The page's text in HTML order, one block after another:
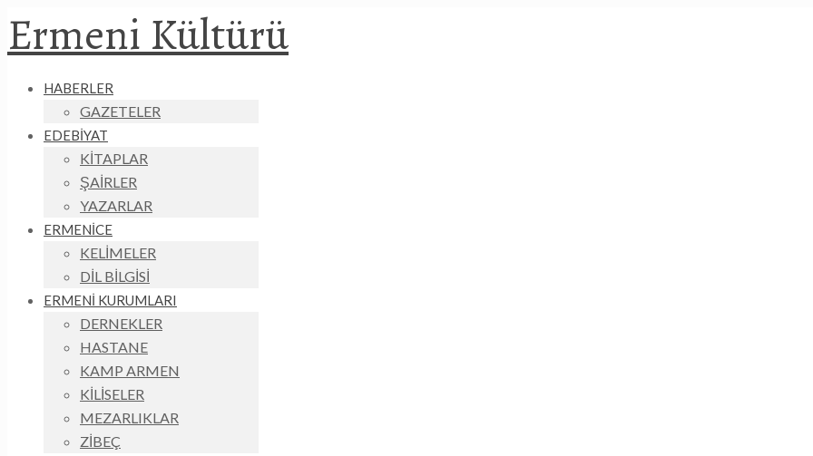
Ermeni Kültürü
HABERLER
GAZETELER
EDEBİYAT
KİTAPLAR
ŞAİRLER
YAZARLAR
ERMENİCE
KELİMELER
DİL BİLGİSİ
ERMENİ KURUMLARI
DERNEKLER
HASTANE
KAMP ARMEN
KİLİSELER
MEZARLIKLAR
ZİBEÇ